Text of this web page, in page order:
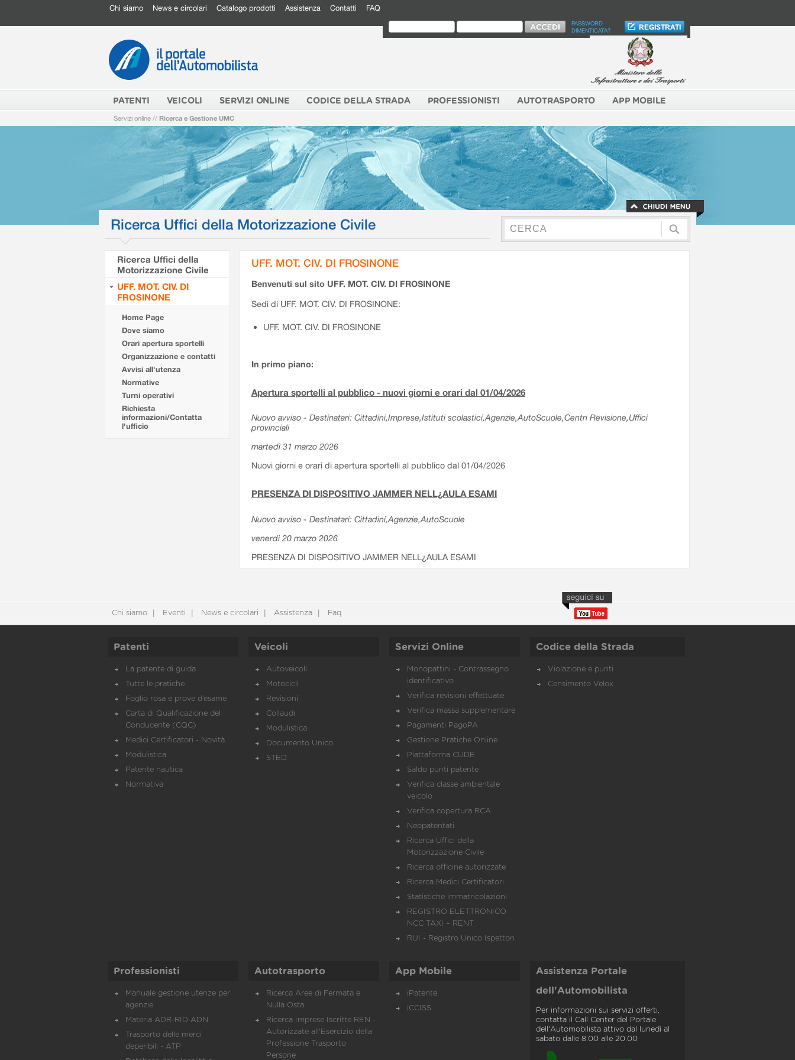
Chi siamo News e circolari Catalogo prodotti Assistenza Contatti FAQ
PASSWORD
DIMENTICATA?
PATENTI VEICOLI SERVIZI ONLINE CODICE DELLA STRADA PROFESSIONISTI AUTOTRASPORTO APP MOBILE
Servizi online // Ricerca e Gestione UMC
Ricerca Uffici della Motorizzazione Civile
Ricerca Uffici della
Motorizzazione Civile
UFF. MOT. CIV. DI
FROSINONE
Home Page
Dove siamo
Orari apertura sportelli
Organizzazione e contatti
Avvisi all'utenza
Normative
Turni operativi
Richiesta
informazioni/Contatta
l'ufficio
UFF. MOT. CIV. DI FROSINONE
Benvenuti sul sito UFF. MOT. CIV. DI FROSINONE
Sedi di UFF. MOT. CIV. DI FROSINONE:
UFF. MOT. CIV. DI FROSINONE
In primo piano:
Apertura sportelli al pubblico - nuovi giorni e orari dal 01/04/2026
Nuovo avviso - Destinatari: Cittadini,Imprese,Istituti scolastici,Agenzie,AutoScuole,Centri Revisione,Uffici
provinciali
martedì 31 marzo 2026
Nuovi giorni e orari di apertura sportelli al pubblico dal 01/04/2026
PRESENZA DI DISPOSITIVO JAMMER NELL¿AULA ESAMI
Nuovo avviso - Destinatari: Cittadini,Agenzie,AutoScuole
venerdì 20 marzo 2026
PRESENZA DI DISPOSITIVO JAMMER NELL¿AULA ESAMI
Chi siamo Eventi News e circolari Assistenza Faq
Patenti
La patente di guida
Tutte le pratiche
Foglio rosa e prove d’esame
Carta di Qualificazione del
Conducente (CQC)
Medici Certificatori - Novità
Modulistica
Patente nautica
Normativa
Veicoli
Autoveicoli
Motocicli
Revisioni
Collaudi
Modulistica
Documento Unico
STED
Servizi Online
Monopattini - Contrassegno
identificativo
Verifica revisioni effettuate
Verifica massa supplementare
Pagamenti PagoPA
Gestione Pratiche Online
Piattaforma CUDE
Saldo punti patente
Verifica classe ambientale
veicolo
Verifica copertura RCA
Neopatentati
Ricerca Uffici della
Motorizzazione Civile
Ricerca officine autorizzate
Ricerca Medici Certificatori
Statistiche immatricolazioni
REGISTRO ELETTRONICO
NCC TAXI – RENT
RUI - Registro Unico Ispettori
Codice della Strada
Violazione e punti
Censimento Velox
Professionisti
Manuale gestione utenze per
agenzie
Materia ADR-RID-ADN
Trasporto delle merci
deperibili - ATP
Autotrasporto
Ricerca Aree di Fermata e
Nulla Osta
Ricerca Imprese Iscritte REN -
Autorizzate all'Esercizio della
Professione Trasporto
Persone
App Mobile
iPatente
iCCISS
Assistenza Portale
dell'Automobilista
Per informazioni sui servizi offerti,
contatta il Call Center del Portale
dell'Automobilista attivo dal lunedì al
sabato dalle 8.00 alle 20.00